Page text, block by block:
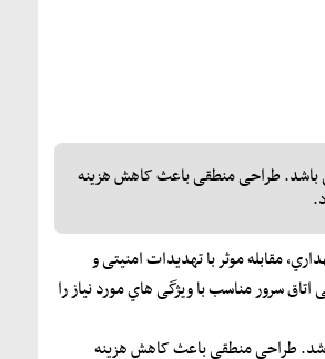
باشد. طراحی منطقی باعث کاهش هزینه
مقابله موثر با تهدیدات امنیتی و
سرور مناسب با ویژگی هاي مورد نیاز را
طراحی منطقی باعث کاهش هزینه